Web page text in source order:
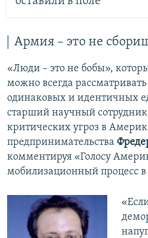
Армия – это не
«Люди – это не бобы»,
можно всегда рассматривать
одинаковых и идентичных
старший научный
критических угроз в
предпринимательства
комментируя «Голосу
мобилизационный процесс в